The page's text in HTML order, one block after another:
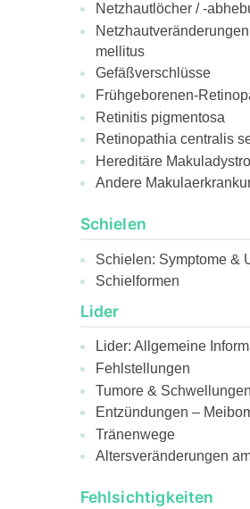
Netzhautlöcher / -
mellitus
Gefäßverschlüsse
Frühgeborenen-
Retinitis pigmentosa
Retinopathia centralis
Hereditäre
Andere
Schielen
Schielen: Symptome &
Schielformen
Lider
Lider: Allgemeine
Fehlstellungen
Tumore & Schwellungen
Entzündungen –
Tränenwege
Altersveränderungen
Fehlsichtigkeiten